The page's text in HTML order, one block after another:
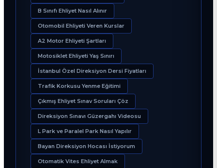
B Sınıfı Ehliyet Nasıl Alınır
Otomobil Ehliyeti Veren Kurslar
A2 Motor Ehliyeti Şartları
Motosiklet Ehliyeti Yaş Sınırı
İstanbul Özel Direksiyon Dersi Fiyatları
Trafik Korkusu Yenme Eğitimi
Çıkmış Ehliyet Sınav Soruları Çöz
Direksiyon Sınavı Güzergahı Videosu
L Park ve Paralel Park Nasıl Yapılır
Bayan Direksiyon Hocası İstiyorum
Otomatik Vites Ehliyet Almak